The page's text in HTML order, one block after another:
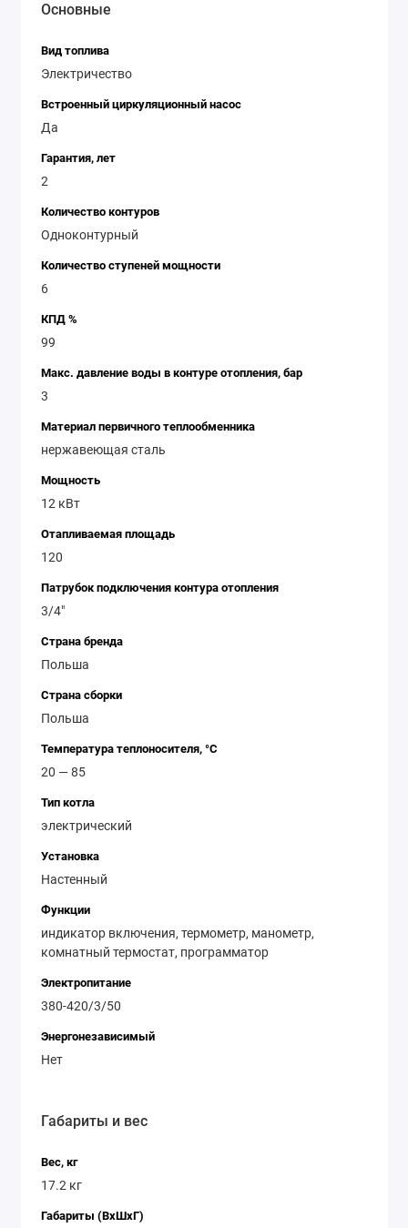
работе оборудования. В заключение, наcтенный
надежное и эффективное решение для обогрева
вашего дома. Он обладает высокой мощностью,
компактным дизайном и современной технологией,
которая обеспечивает энергоэффективность и
Основные
Вид топлива
Электричество
Встроенный циркуляционный насос
Да
Гарантия, лет
2
Количество контуров
Одноконтурный
Количество ступеней мощности
6
КПД %
99
Макс. давление воды в контуре отопления, бар
3
Материал первичного теплообменника
нержавеющая сталь
Мощность
12 кВт
Отапливаемая площадь
120
Патрубок подключения контура отопления
3/4"
Страна бренда
Польша
Страна сборки
Польша
Температура теплоносителя, °С
20 — 85
Тип котла
электрический
Установка
Настенный
Функции
индикатор включения, термометр, манометр,
комнатный термостат, программатор
Электропитание
380-420/3/50
Энергонезависимый
Нет
Габариты и вес
Вес, кг
17.2 кг
Габариты (ВхШхГ)